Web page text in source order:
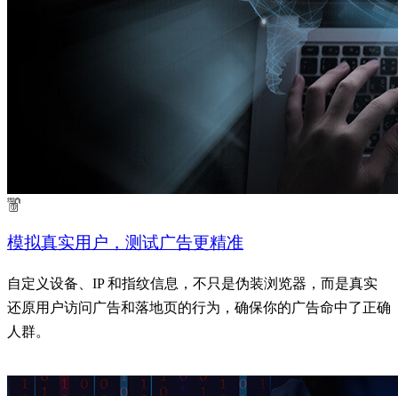
模拟真实用户，测试广告更精准
自定义设备、IP 和指纹信息，不只是伪装浏览器，而是真实
还原用户访问广告和落地页的行为，确保你的广告命中了正确
人群。